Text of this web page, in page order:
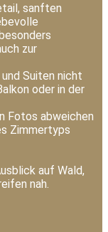
sanften
zur
Suiten nicht
oder in der
Fotos abweichen
Zimmertyps
auf Wald,
nah.